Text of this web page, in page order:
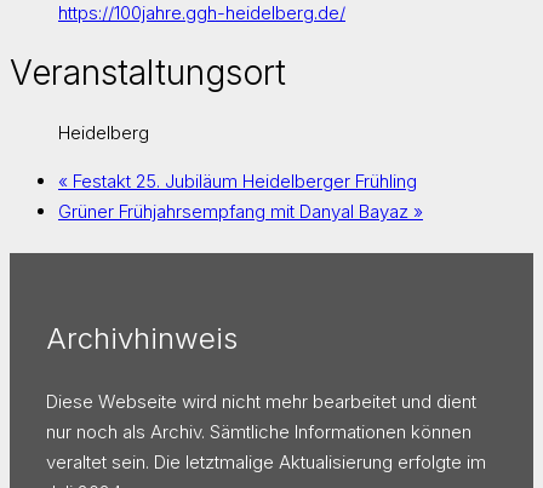
https://100jahre.ggh-heidelberg.de/
Veranstaltungsort
Heidelberg
« Festakt 25. Jubiläum Heidelberger Frühling
Grüner Frühjahrsempfang mit Danyal Bayaz »
Archivhinweis
Diese Webseite wird nicht mehr bearbeitet und dient
nur noch als Archiv. Sämtliche Informationen können
veraltet sein. Die letztmalige Aktualisierung erfolgte im